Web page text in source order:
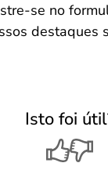
se no
destaques
Isto foi